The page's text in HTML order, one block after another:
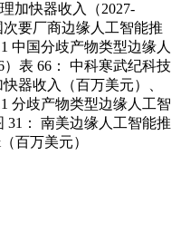
加快器收入（2027-
要厂商边缘人工智能推
中国分歧产物类型边缘人
）表 66： 中科寒武纪科技
器收入（百万美元）、
分歧产物类型边缘人工智
31： 南美边缘人工智能推
百万美元）